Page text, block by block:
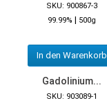
SKU: 900867-3
99.99% | 500g
In den Warenkorb
Gadolinium...
SKU: 903089-1